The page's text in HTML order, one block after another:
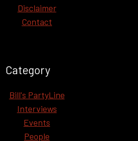
Disclaimer
Contact
Category
Bill's PartyLine
Interviews
Events
People